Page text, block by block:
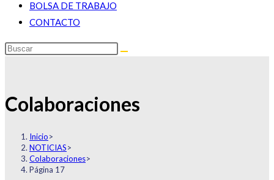
BOLSA DE TRABAJO
CONTACTO
Colaboraciones
Inicio>
NOTICIAS>
Colaboraciones>
Página 17